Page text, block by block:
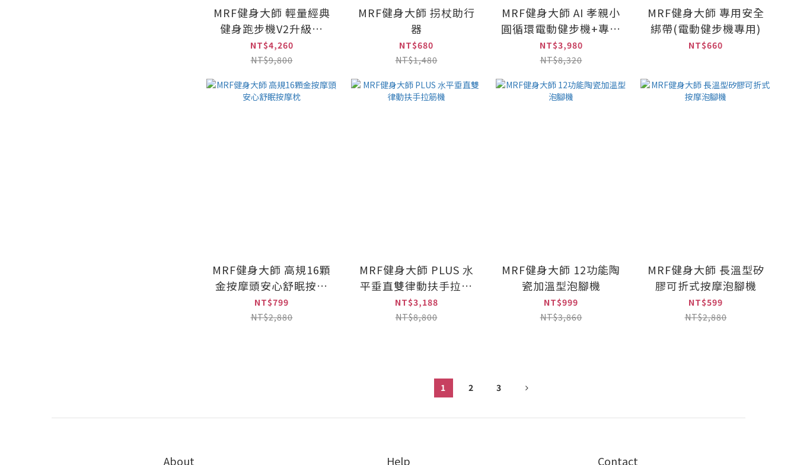
MRF健身大師 輕量經典
健身跑步機V2升級版
(免安裝/全新減震)
NT$4,260
NT$9,800
MRF健身大師 拐杖助行
器
NT$680
NT$1,480
MRF健身大師 AI 孝親小
圓循環電動健步機+專用
安全綁帶組
NT$3,980
NT$8,320
MRF健身大師 專用安全
綁帶(電動健步機專用)
NT$660
MRF健身大師 高規16顆
金按摩頭安心舒眠按摩
枕
NT$799
NT$2,880
MRF健身大師 PLUS ⽔
平垂直雙律動扶⼿拉筋
機
NT$3,188
NT$8,800
MRF健身大師 12功能陶
瓷加溫型泡腳機
NT$999
NT$3,860
MRF健身大師 長溫型矽
膠可折式按摩泡腳機
NT$599
NT$2,880
1 2 3
About Help Contact